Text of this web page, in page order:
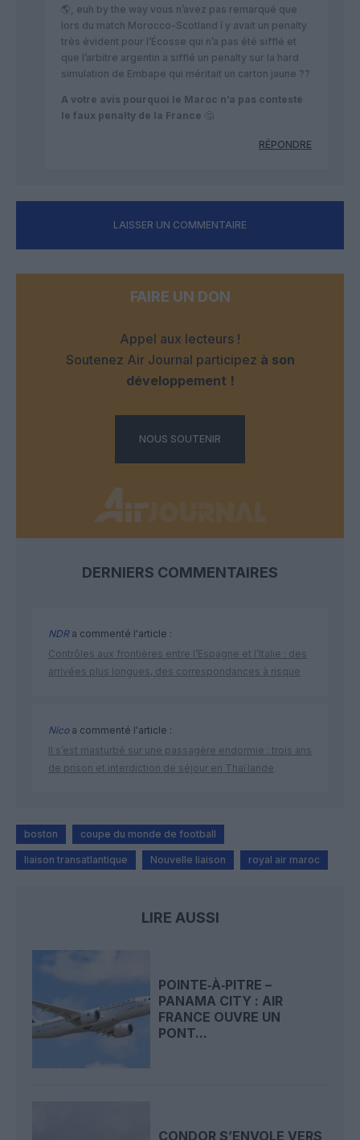
🌎, euh by the way vous n’avez pas remarqué que
lors du match Morocco-Scotland î y avait un penalty
très évident pour l’Écosse qui n’a pas été sifflé et
que l’arbitre argentin a sifflé un penalty sur la hard
simulation de Embape qui méritait un carton jaune ??
A votre avis pourquoi le Maroc n’a pas contesté
le faux penalty de la France 🤔
RÉPONDRE
LAISSER UN COMMENTAIRE
FAIRE UN DON
Appel aux lecteurs !
Soutenez Air Journal participez à son
développement !
NOUS SOUTENIR
DERNIERS COMMENTAIRES
NDRa commenté l'article :
Contrôles aux frontières entre l’Espagne et l’Italie : des
arrivées plus longues, des correspondances à risque
Nicoa commenté l'article :
Il s’est masturbé sur une passagère endormie : trois ans
de prison et interdiction de séjour en Thaïlande
boston coupe du monde de football
liaison transatlantique Nouvelle liaison royal air maroc
LIRE AUSSI
POINTE‑À‑PITRE –
PANAMA CITY : AIR
FRANCE OUVRE UN
PONT...
CONDOR S’ENVOLE VERS